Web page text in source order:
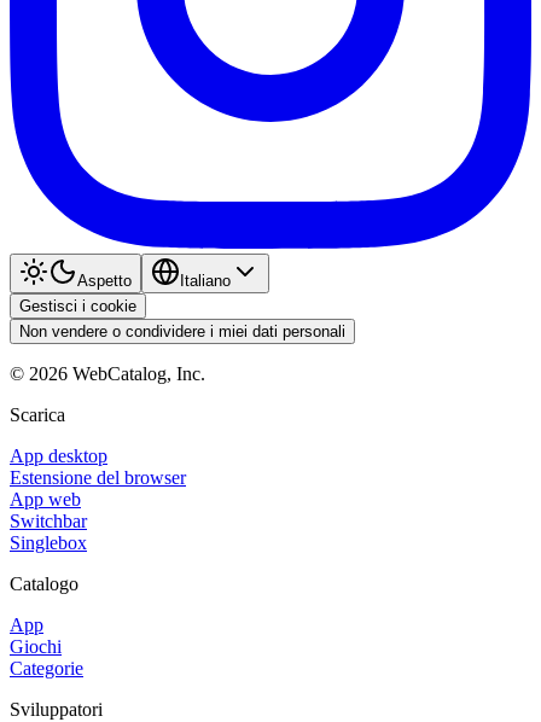
Aspetto
Italiano
Gestisci i cookie
Non vendere o condividere i miei dati personali
© 2026 WebCatalog, Inc.
Scarica
App desktop
Estensione del browser
App web
Switchbar
Singlebox
Catalogo
App
Giochi
Categorie
Sviluppatori